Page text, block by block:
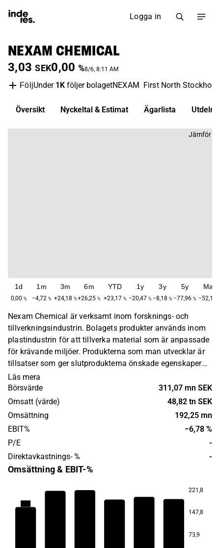
Logga in
NEXAM CHEMICAL
3,03 SEK0,00 %8/6, 8:11 AM
FöljUnder 1K följer bolagetNEXAM First North
Översikt Nyckeltal & Estimat Ägarlista
Jämför
1d
0,00 %
1m
−4,72 %
3m
+24,18 %
6m
+26,25 %
YTD
+23,17 %
1y
−20,47 %
3y
−8,18 %
5y
−77,96 %
Max
−52,17
Nexam Chemical är verksamt inom forsknings- och
tillverkningsindustrin. Bolagets produkter används inom
plastindustrin för att tillverka material som är anpassade
för krävande miljöer. Produkterna som man utvecklar är
tillsatser som ger slutprodukterna önskade egenskaper
och som möjliggör återvinning av plasten. Kunder
återfinns inom exempelvis vindkraft, flyg- och
återvinningsindustri. Huvudkontoret ligger i Lomma.
Läs mera
Börsvärde
311,07 mn SEK
Omsatt (värde)
48,82 tn SEK
Omsättning
192,25 mn
EBIT%
−6,78 %
P/E
-
Direktavkastnings- %
-
Omsättning & EBIT-%
221,8
147,8
73,9